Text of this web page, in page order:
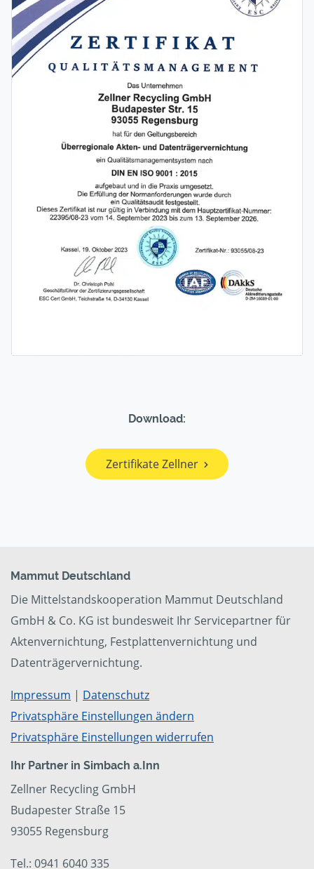
Download:
Zertifikate Zellner
Mammut Deutschland
Die Mittelstandskooperation Mammut Deutschland
GmbH & Co. KG ist bundesweit Ihr Servicepartner für
Aktenvernichtung, Festplattenvernichtung und
Datenträgervernichtung.
Impressum | Datenschutz
Privatsphäre Einstellungen ändern
Privatsphäre Einstellungen widerrufen
Ihr Partner in Simbach a.Inn
Zellner Recycling GmbH
Budapester Straße 15
93055 Regensburg
Tel.: 0941 6040 335